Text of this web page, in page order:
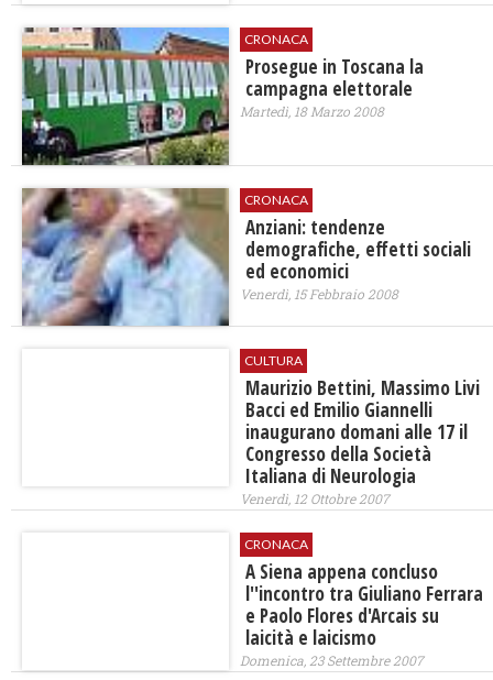
CRONACA
Prosegue in Toscana la
campagna elettorale
Martedì, 18 Marzo 2008
CRONACA
Anziani: tendenze
demografiche, effetti sociali
ed economici
Venerdì, 15 Febbraio 2008
CULTURA
Maurizio Bettini, Massimo Livi
Bacci ed Emilio Giannelli
inaugurano domani alle 17 il
Congresso della Società
Italiana di Neurologia
Venerdì, 12 Ottobre 2007
CRONACA
A Siena appena concluso
l''incontro tra Giuliano Ferrara
e Paolo Flores d'Arcais su
laicità e laicismo
Domenica, 23 Settembre 2007